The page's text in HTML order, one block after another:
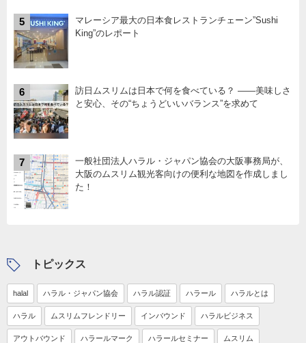
5
マレーシア最大の日本食レストランチェーン”Sushi
King”のレポート
6
訪日ムスリムは日本で何を食べている？ ――美味しさ
と安心、その“ちょうどいいバランス”を求めて
7
一般社団法人ハラル・ジャパン協会の大阪事務局が、
大阪のムスリム観光客向けの便利な地図を作成しまし
た！
トピックス
halal ハラル・ジャパン協会 ハラル認証 ハラール ハラルとは
ハラル ムスリムフレンドリー インバウンド ハラルビジネス
アウトバウンド ハラールマーク ハラールセミナー ムスリム